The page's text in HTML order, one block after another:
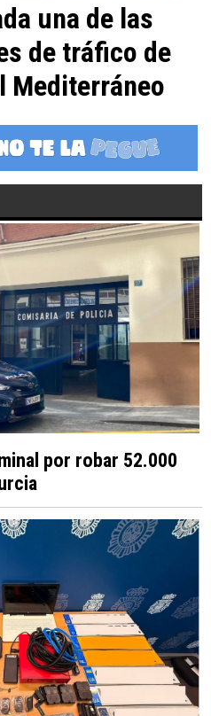
una de las
de tráfico de
Mediterráneo
por robar 52.000